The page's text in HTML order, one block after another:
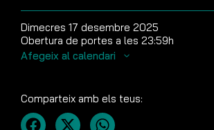
Dimecres 17 desembre 2025
Obertura de portes a les 23:59h
Afegeix al calendari
Comparteix amb els teus: